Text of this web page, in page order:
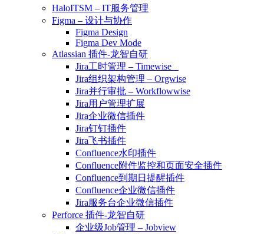
HaloITSM – IT服务管理
Figma – 设计与协作
Figma Design
Figma Dev Mode
Atlassian 插件-龙智自研
Jira工时管理 – Timewise
Jira组织架构管理 – Orgwise
Jira并行审批 – Workflowwise
Jira用户管理扩展
Jira企业微信插件
Jira钉钉插件
Jira飞书插件
Confluence水印插件
Confluence附件监控和页面安全插件
Confluence到期日提醒插件
Confluence企业微信插件
Jira服务台企业微信插件
Perforce 插件-龙智自研
企业级Job管理 – Jobview